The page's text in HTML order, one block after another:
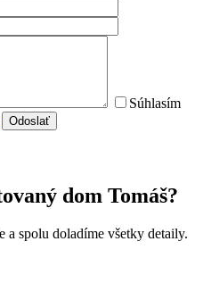
Súhlasím
Odoslať
dom Tomáš?
a spolu doladíme všetky detaily.